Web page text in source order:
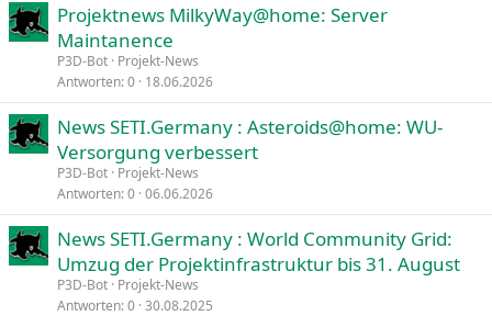
Projektnews MilkyWay@home: Server
Maintanence
P3D-Bot Projekt-News
Antworten 0 18.06.2026
News SETI.Germany : Asteroids@home: WU-
Versorgung verbessert
P3D-Bot Projekt-News
Antworten 0 06.06.2026
News SETI.Germany : World Community Grid:
Umzug der Projektinfrastruktur bis 31. August
P3D-Bot Projekt-News
Antworten 0 30.08.2025